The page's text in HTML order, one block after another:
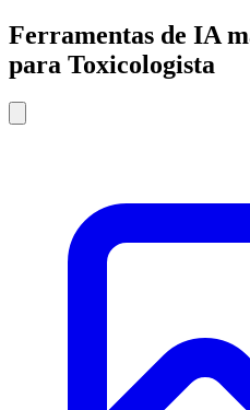
Ferramentas de IA
para Toxicologista